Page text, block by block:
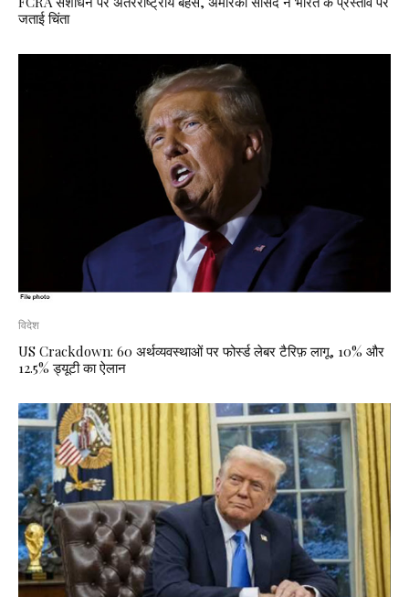
जताई चिंता
विदेश
US Crackdown: 60 अर्थव्यवस्थाओं पर फोर्स्ड लेबर टैरिफ़ लागू, 10% और
12.5% ड्यूटी का ऐलान